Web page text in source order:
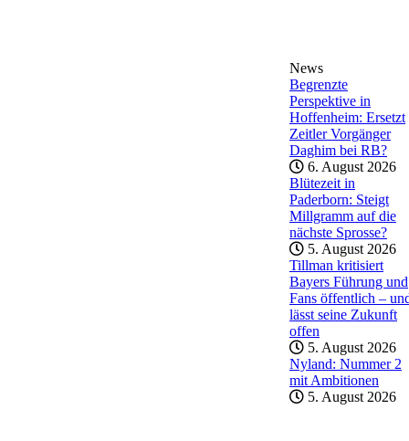
News
Begrenzte
Perspektive in
Hoffenheim: Ersetzt
Zeitler Vorgänger
Daghim bei RB?
6. August 2026
Blütezeit in
Paderborn: Steigt
Millgramm auf die
nächste Sprosse?
5. August 2026
Tillman kritisiert
Bayers Führung und
Fans öffentlich –
lässt seine Zukunft
offen
5. August 2026
Nyland: Nummer 2
mit Ambitionen
5. August 2026